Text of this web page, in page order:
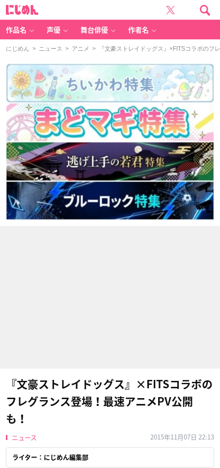
作品名 声優 舞台俳優 作者名
にじめん > ニュース > アニメ > 『文豪ストレイドッグス』×FITSコラボのフ
『文豪ストレイドッグス』×FITSコラボの
フレグランス登場！最速アニメPV公開
も！
ニュース 2015年11月07日 22:13
ライター：にじめん編集部